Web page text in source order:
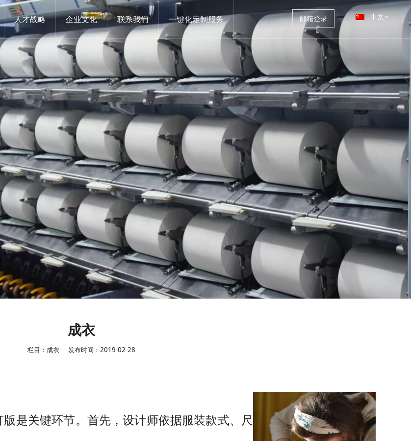
中文
邮箱登录
人才战略 企业文化 联系我们 一键化定制服务
成衣
栏目：成衣 发布时间：2019-02-28
是关键环节。首先，设计师依据服装款式、 尺